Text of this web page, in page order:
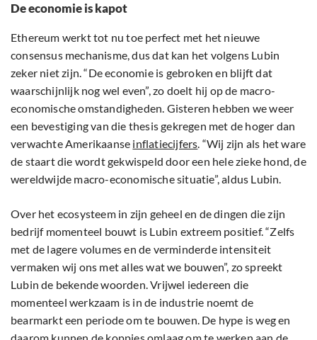
De economie is kapot
Ethereum werkt tot nu toe perfect met het nieuwe
consensus mechanisme, dus dat kan het volgens Lubin
zeker niet zijn. “De economie is gebroken en blijft dat
waarschijnlijk nog wel even”, zo doelt hij op de macro-
economische omstandigheden. Gisteren hebben we weer
een bevestiging van die thesis gekregen met de hoger dan
verwachte Amerikaanse inflatiecijfers. “Wij zijn als het ware
de staart die wordt gekwispeld door een hele zieke hond, de
wereldwijde macro-economische situatie”, aldus Lubin.
Over het ecosysteem in zijn geheel en de dingen die zijn
bedrijf momenteel bouwt is Lubin extreem positief. “Zelfs
met de lagere volumes en de verminderde intensiteit
vermaken wij ons met alles wat we bouwen”, zo spreekt
Lubin de bekende woorden. Vrijwel iedereen die
momenteel werkzaam is in de industrie noemt de
bearmarkt een periode om te bouwen. De hype is weg en